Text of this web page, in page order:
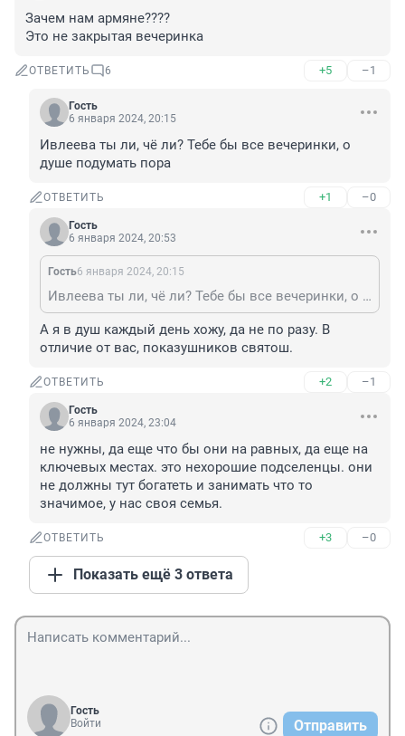
Зачем нам армяне????
Это не закрытая вечеринка
ОТВЕТИТЬ 6 +5 –1
Гость
6 января 2024, 20:15
Ивлеева ты ли, чё ли? Тебе бы все вечеринки, о
душе подумать пора
ОТВЕТИТЬ +1 –0
Гость
6 января 2024, 20:53
Гость6 января 2024, 20:15
Ивлеева ты ли, чё ли? Тебе бы все вечеринки, о душе подумать пора
А я в душ каждый день хожу, да не по разу. В
отличие от вас, показушников святош.
ОТВЕТИТЬ +2 –1
Гость
6 января 2024, 23:04
не нужны, да еще что бы они на равных, да еще на
ключевых местах. это нехорошие подселенцы. они
не должны тут богатеть и занимать что то
значимое, у нас своя семья.
ОТВЕТИТЬ +3 –0
Показать ещё 3 ответа
Гость
Войти
Отправить